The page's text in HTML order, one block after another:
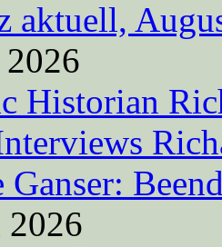
aktuell,
Historian
Ganser: